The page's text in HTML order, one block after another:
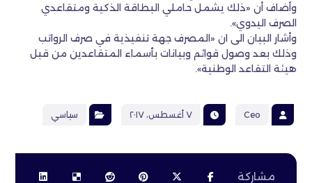
وأضاف أن «ذلك يشمل حاملي البطاقة الذكية ومتقاعدي
الصرف اليدوي».
وأشار البيان الى ان «المصرف جهة تنفيذية في صرف الرواتب
وذلك بعد وصول قوائم وبيانات بأسماء المتقاعدين من قبل
هيئة التقاعد الوطنية».
Ceo ٧ أغسطس، ٢٠١٧ سياسي